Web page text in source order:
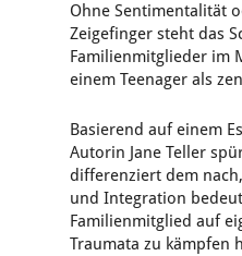
Ohne Sentimentalität
Zeigefinger steht das
Familienmitglieder im
einem Teenager als
Basierend auf einem
Autorin Jane Teller
differenziert dem
und Integration
Familienmitglied auf
Traumata zu kämpfen